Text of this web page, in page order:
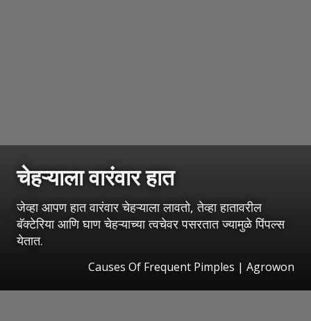
चेहऱ्याला वारंवार हात
जेव्हा आपण हात वारंवार चेहऱ्याला लावतो, तेव्हा हातावरील
बॅक्टेरिया आणि घाण चेहऱ्याच्या त्वचेवर पसरतात ज्यामुळे पिंपल्स
येतात.
Causes Of Frequent Pimples | Agrowon